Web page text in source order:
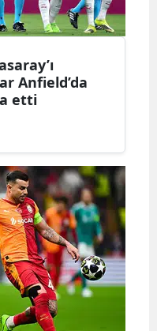
Anfield’da
etti